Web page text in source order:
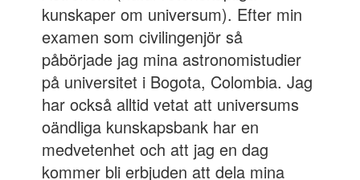
kunskaper om universum). Efter min
examen som civilingenjör så
påbörjade jag mina astronomistudier
på universitet i Bogota, Colombia. Jag
har också alltid vetat att universums
oändliga kunskapsbank har en
medvetenhet och att jag en dag
kommer bli erbjuden att dela mina